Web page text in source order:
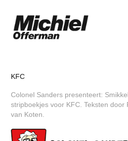
KFC
Colonel Sanders presenteert:
stripboekjes voor KFC. Teksten door
van Koten.